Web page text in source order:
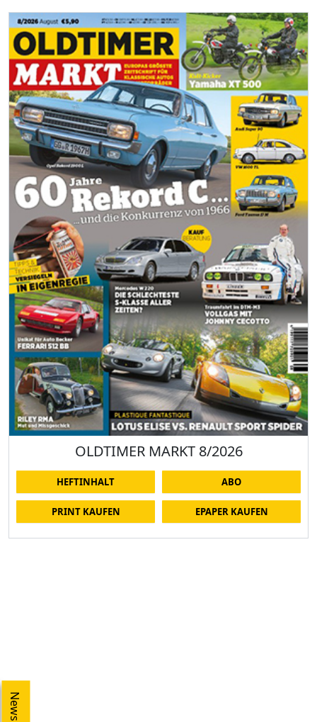
OLDTIMER MARKT 8/2026
HEFTINHALT ABO
PRINT KAUFEN EPAPER KAUFEN